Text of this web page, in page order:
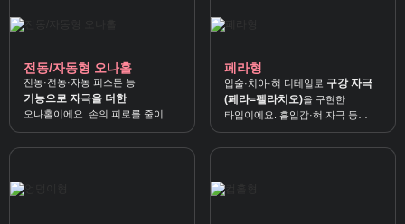
전동/자동형 오나홀
진동·전동·자동 피스톤 등
기능으로 자극을 더한
오나홀이에요. 손의 피로를 줄이고
모드/강도를 쉽게 바꿔 즐길 수
있어요.
페라형
입술·치아·혀 디테일로 구강 자극
(페라=펠라치오)을 구현한
타입이에요. 흡입감·혀 자극 등
페라 특화 포인트를 원할 때 잘
맞습니다.